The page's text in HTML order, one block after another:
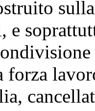
e
forza